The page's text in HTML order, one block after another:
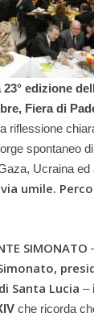
23° edizione
Fiera di
riflessione
spontaneo
Ucraina ed
umile.
SIMONATO
Santa Lucia –
che ricorda